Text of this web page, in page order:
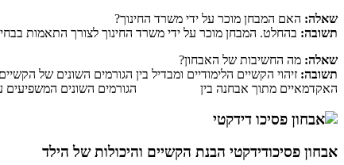
שאלה: האם המבחן מוכר על ידי משרד החינוך?
תשובה: בהחלט. המבחן מוכר על ידי משרד החינוך לצורך התאמות
שאלה: מה החשיבות של האבחון?
תשובה: זיהוי הקשיים הלימודיים ומבדיל בין הגורמים השונים של
האקדמאיים מתוך אבחנה בין הגורמים השונים המשפיעים על
אבחון פסיכודידקטי הבנת הקשיים והיכולות של הילד